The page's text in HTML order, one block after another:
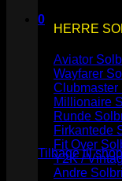
0
Kurv
Ingen varer i
Tilbage til
HERRE
Aviator
Wayfarer
Clubmaster
Millionaire
Runde
Firkantede
Fit Over
Y2K /
Andre